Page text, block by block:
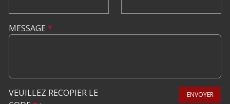
MESSAGE *
VEUILLEZ RECOPIER LE
ENVOYER